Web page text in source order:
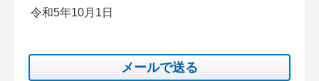
令和5年10月1日
メールで送る